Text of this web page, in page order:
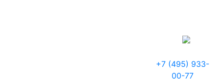
+7 (495) 933-
00-77